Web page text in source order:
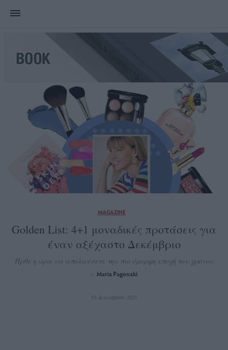
MAGAZINE
Golden List: 4+1 μοναδικές προτάσεις για
έναν αξέχαστο Δεκέμβριο
Ήρθε η ώρα να απολαύσετε την πιο όμορφη εποχή του χρόνου
Maria Pagonaki
03 Δεκεμβρίου 2023